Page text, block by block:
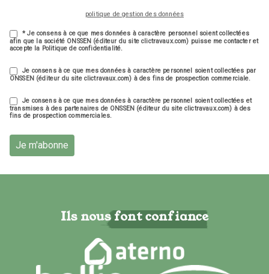
politique de gestion des données
* Je consens à ce que mes données à caractère personnel soient collectées
afin que la société ONSSEN (éditeur du site clictravaux.com) puisse me contacter et
accepte la Politique de confidentialité.
Je consens à ce que mes données à caractère personnel soient collectées par
ONSSEN (éditeur du site clictravaux.com) à des fins de prospection commerciale.
Je consens à ce que mes données à caractère personnel soient collectées et
transmises à des partenaires de ONSSEN (éditeur du site clictravaux.com) à des
fins de prospection commerciales.
Je m'abonne
Ils nous font confiance